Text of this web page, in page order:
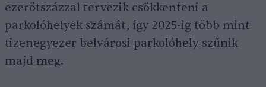
ezerötszázzal tervezik csökkenteni a
parkolóhelyek számát, így 2025-ig több mint
tizenegyezer belvárosi parkolóhely szűnik
majd meg.